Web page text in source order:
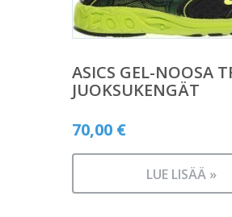
ASICS GEL-NOOSA
JUOKSUKENGÄT
70,00 €
LUE LISÄÄ »